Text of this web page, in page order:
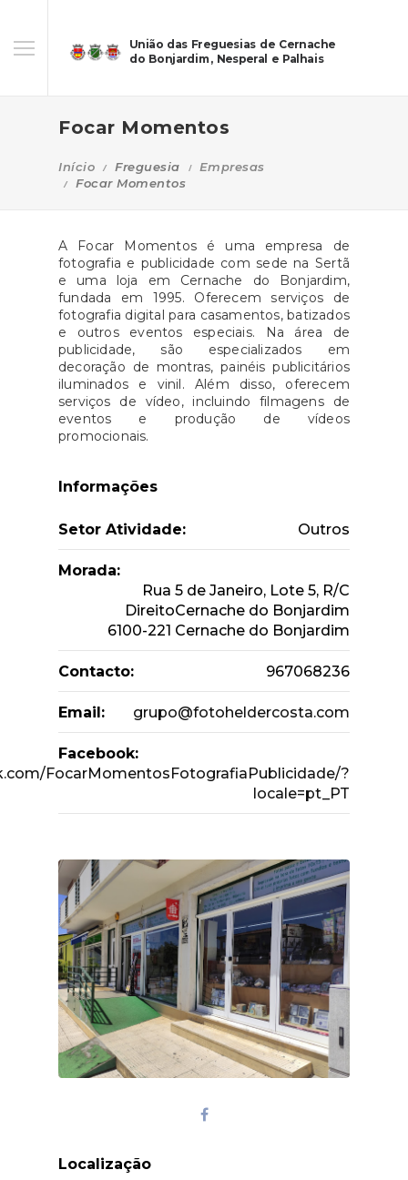
União das Freguesias de Cernache
do Bonjardim, Nesperal e Palhais
Focar Momentos
Início Freguesia
Empresas
Focar Momentos
A Focar Momentos é uma empresa de
fotografia e publicidade com sede na Sertã
e uma loja em Cernache do Bonjardim,
fundada em 1995. Oferecem serviços de
fotografia digital para casamentos, batizados
e outros eventos especiais. Na área de
publicidade, são especializados em
decoração de montras, painéis publicitários
iluminados e vinil. Além disso, oferecem
serviços de vídeo, incluindo filmagens de
eventos e produção de vídeos
promocionais.
Informações
Setor Atividade: Outros
Morada:
Rua 5 de Janeiro, Lote 5, R/C
DireitoCernache do Bonjardim
6100-221 Cernache do Bonjardim
Contacto: 967068236
Email: grupo@fotoheldercosta.com
Facebook:
FocarMomentosFotografiaPublicidade/?
locale=pt_PT
Localização